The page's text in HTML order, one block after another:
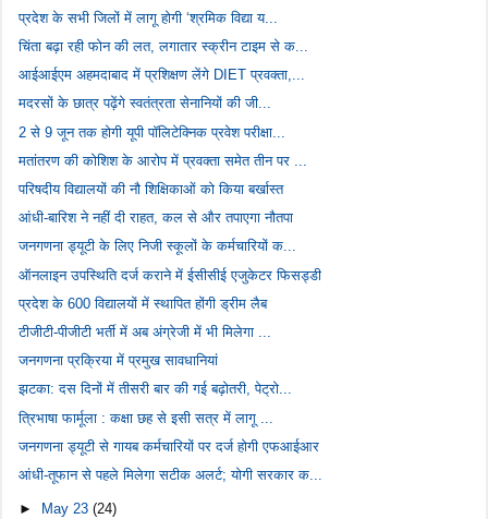
प्रदेश के सभी जिलों में लागू होगी ‘श्रमिक विद्या य...
चिंता बढ़ा रही फोन की लत, लगातार स्क्रीन टाइम से क...
आईआईएम अहमदाबाद में प्रशिक्षण लेंगे DIET प्रवक्ता,...
मदरसों के छात्र पढ़ेंगे स्वतंत्रता सेनानियों की जी...
2 से 9 जून तक होगी यूपी पॉलिटेक्निक प्रवेश परीक्षा...
मतांतरण की कोशिश के आरोप में प्रवक्ता समेत तीन पर ...
परिषदीय विद्यालयों की नौ शिक्षिकाओं को किया बर्खास्त
आंधी-बारिश ने नहीं दी राहत, कल से और तपाएगा नौतपा
जनगणना ड्यूटी के लिए निजी स्कूलों के कर्मचारियों क...
ऑनलाइन उपस्थिति दर्ज कराने में ईसीसीई एजुकेटर फिसड्डी
प्रदेश के 600 विद्यालयों में स्थापित होंगी ड्रीम लैब
टीजीटी-पीजीटी भर्ती में अब अंग्रेजी में भी मिलेगा ...
जनगणना प्रक्रिया में प्रमुख सावधानियां
झटका: दस दिनों में तीसरी बार की गई बढ़ोतरी, पेट्रो...
त्रिभाषा फार्मूला : कक्षा छह से इसी सत्र में लागू ...
जनगणना ड्यूटी से गायब कर्मचारियों पर दर्ज होगी एफआईआर
आंधी-तूफान से पहले मिलेगा सटीक अलर्ट; योगी सरकार क...
► May 23(24)